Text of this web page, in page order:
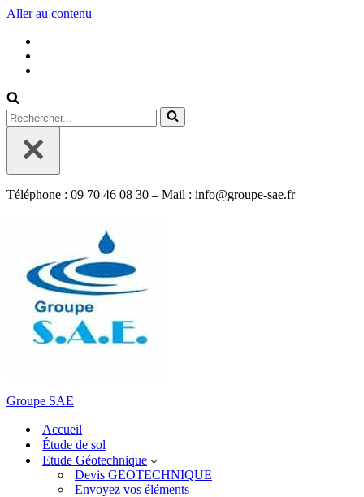
Aller au contenu
Rechercher...
Téléphone : 09 70 46 08 30 – Mail : info@groupe-sae.fr
Groupe SAE
Accueil
Étude de sol
Etude Géotechnique
Devis GEOTECHNIQUE
Envoyez vos éléments